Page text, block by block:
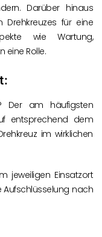
Darüber hinaus
für eine
wie Wartung,
eine Rolle.
Der am häufigsten
entsprechend dem
im wirklichen
jeweiligen Einsatzort
Aufschlüsselung nach